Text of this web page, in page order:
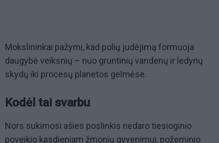
Mokslininkai pažymi, kad polių judėjimą formuoja
daugybė veiksnių – nuo gruntinių vandenų ir ledynų
skydų iki procesų planetos gelmėse.
Kodėl tai svarbu
Nors sukimosi ašies poslinkis nedaro tiesioginio
poveikio kasdieniam žmonių gyvenimui, požeminio